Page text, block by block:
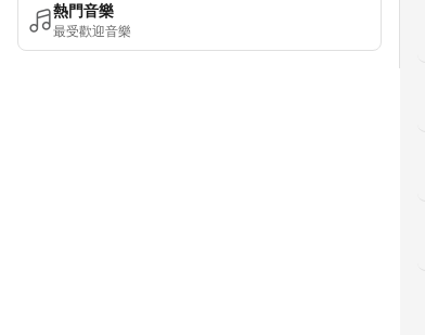
熱門音樂
最受歡迎音樂